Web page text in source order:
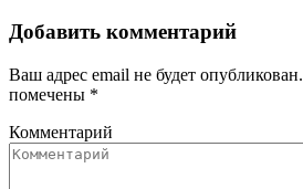
Добавить комментарий
Ваш адрес email не будет опубликован.
помечены *
Комментарий